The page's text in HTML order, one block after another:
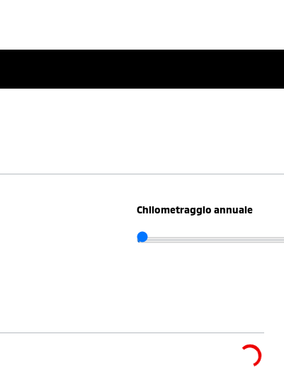
Chilometraggio annuale